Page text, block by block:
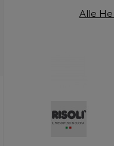
Alle